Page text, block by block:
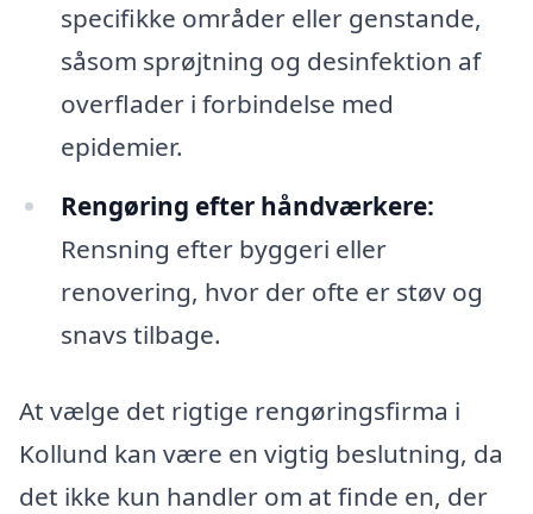
specifikke områder eller genstande,
såsom sprøjtning og desinfektion af
overflader i forbindelse med
epidemier.
Rengøring efter håndværkere:
Rensning efter byggeri eller
renovering, hvor der ofte er støv og
snavs tilbage.
At vælge det rigtige rengøringsfirma i
Kollund kan være en vigtig beslutning, da
det ikke kun handler om at finde en, der